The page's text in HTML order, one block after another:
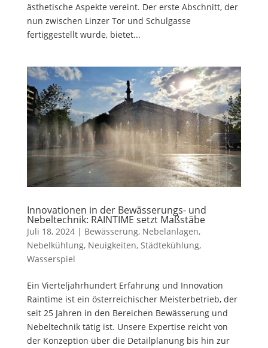
ästhetische Aspekte vereint. Der erste Abschnitt, der
nun zwischen Linzer Tor und Schulgasse
fertiggestellt wurde, bietet...
Innovationen in der Bewässerungs- und
Nebeltechnik: RAINTIME setzt Maßstäbe
Juli 18, 2024| Bewässerung, Nebelanlagen,
Nebelkühlung, Neuigkeiten, Städtekühlung,
Wasserspiel
Ein Vierteljahrhundert Erfahrung und Innovation
Raintime ist ein österreichischer Meisterbetrieb, der
seit 25 Jahren in den Bereichen Bewässerung und
Nebeltechnik tätig ist. Unsere Expertise reicht von
der Konzeption über die Detailplanung bis hin zur